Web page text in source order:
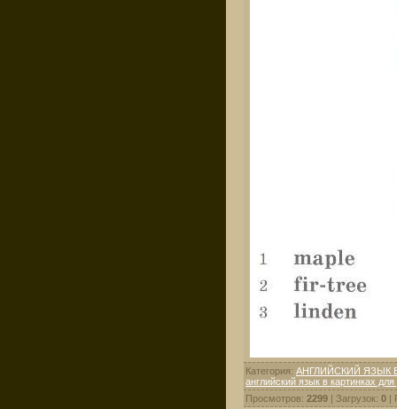
Категория: АНГЛИЙСКИЙ ЯЗЫК
английский язык в картинках для
Просмотров: 2299 | Загрузок: 0 |